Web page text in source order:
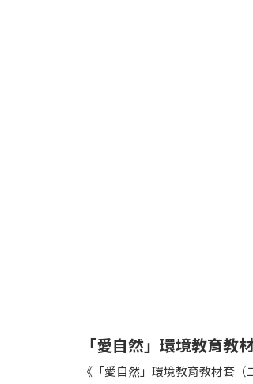
「愛自然」環境教育教
《「愛自然」環境教育教材套